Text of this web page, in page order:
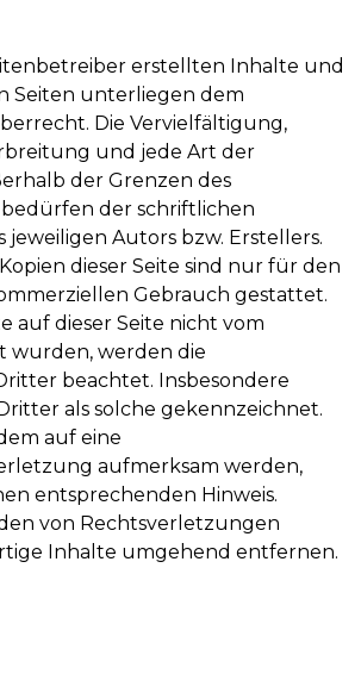
erstellten Inhalte und
Seiten unterliegen dem
Die Vervielfältigung,
und jede Art der
der Grenzen des
der schriftlichen
jeweiligen Autors bzw. Erstellers.
dieser Seite sind nur für den
Gebrauch gestattet.
auf dieser Seite nicht vom
wurden, werden die
beachtet. Insbesondere
als solche gekennzeichnet.
auf eine
aufmerksam werden,
entsprechenden Hinweis.
von Rechtsverletzungen
Inhalte umgehend entfernen.